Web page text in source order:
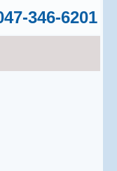
346-6201